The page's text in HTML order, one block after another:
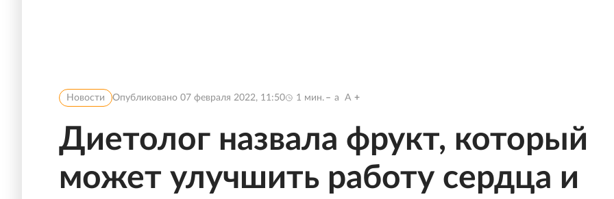
Новости Опубликовано 07 февраля 2022, 11:50 1 мин. a A
Диетолог назвала фрукт, который
может улучшить работу сердца и